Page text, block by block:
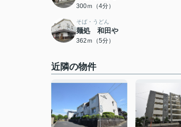
300ｍ（4分）
そば・うどん
麺処 和田や
362ｍ（5分）
近隣の物件